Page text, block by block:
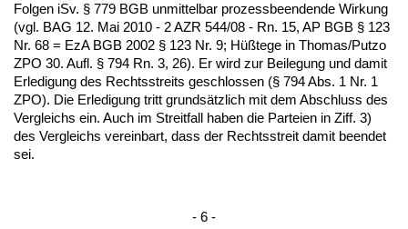
Fol­gen iSv. § 779 BGB un­mit­tel­bar pro­zess­be­en­den­de Wir­kung
(vgl. BAG 12. Mai 2010 - 2 AZR 544/08 - Rn. 15, AP BGB § 123
Nr. 68 = EzA BGB 2002 § 123 Nr. 9; Hüßte­ge in Tho­mas/Putzo
ZPO 30. Aufl. § 794 Rn. 3, 26). Er wird zur Bei­le­gung und da­mit
Er­le­di­gung des Rechts­streits ge­schlos­sen (§ 794 Abs. 1 Nr. 1
ZPO). Die Er­le­di­gung tritt grundsätz­lich mit dem Ab­schluss des
Ver­gleichs ein. Auch im Streit­fall ha­ben die Par­tei­en in Ziff. 3)
des Ver­gleichs ver­ein­bart, dass der Rechts­streit da­mit be­en­det
sei.
- 6 -